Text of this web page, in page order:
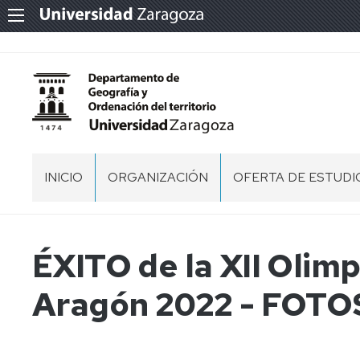
INICIO ORGANIZACIÓN
ÓRGANOS
DE
GESTIÓN
CONSEJO
DE
DEPARTAMENTO
OFERTA DE
TERRITORIO
Y
MEDIO
AMBIENTE
ÉXITO de la XII
Aragón 2022 -